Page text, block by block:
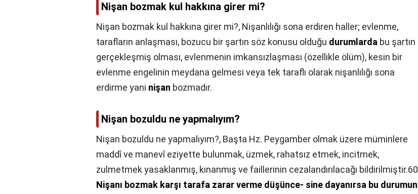
Nişan bozmak kul hakkına girer mi?
Nişan bozmak kul hakkına girer mi?, Nişanlılığı sona erdiren haller; evlenme,
tarafların anlaşması, bozucu bir şartın söz konusu olduğu durumlarda bu şartın
gerçekleşmiş olması, evlenmenin imkansızlaşması (özellikle ölüm), kesin bir
evlenme engelinin meydana gelmesi veya tek taraflı olarak nişanlılığı sona
erdirme yani nişan bozmadır.
Nişan bozuldu ne yapmalıyım?
Nişan bozuldu ne yapmalıyım?, Başta Hz. Peygamber olmak üzere müminlere
maddî ve manevî eziyette bulunmak, üzmek, rahatsız etmek, incitmek,
zulmetmek yasaklanmış, kınanmış ve faillerinin cezalandırılacağı bildirilmiştir.60
Nişanı bozmak karşı tarafa zarar verme düşünce- sine dayanırsa bu durumun